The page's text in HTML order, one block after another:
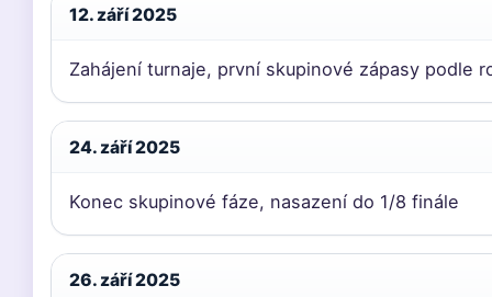
12. září 2025
Zahájení turnaje, první skupinové zápasy podle
24. září 2025
Konec skupinové fáze, nasazení do 1/8 finále
26. září 2025